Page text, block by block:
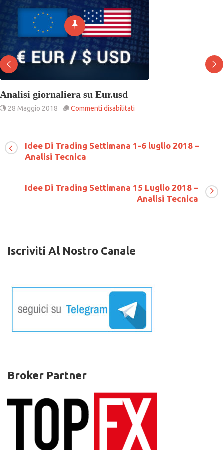
Analisi giornaliera su Eur.usd
28 Maggio 2018 Commenti disabilitati
Eur.usd
Idee Di Trading Settimana 1-6 luglio 2018 –
Analisi Tecnica
Idee Di Trading Settimana 15 Luglio 2018 –
Analisi Tecnica
Iscriviti Al Nostro Canale
Broker Partner